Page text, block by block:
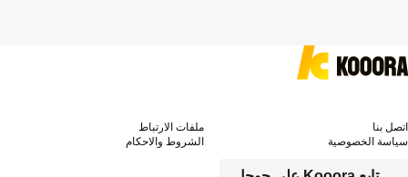
اتصل بنا
ملفات الارتباط
سياسة الخصوصية
الشروط والاحكام